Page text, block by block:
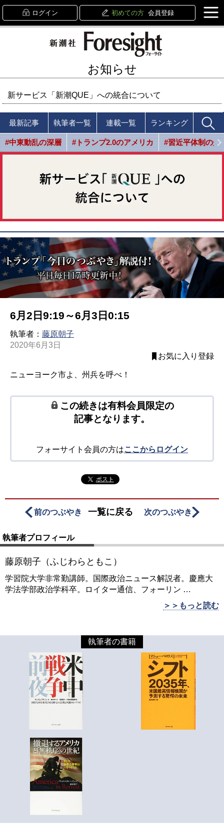
ログイン 初めての方 会員登録
お知らせ
新サービス「新潮QUE」への統合について
最新記事 執筆者一覧 連載一覧 ランキング
#中東動乱の深層 #トランプ2.0のアメリカ #習近平体制の光
6月2日9:19～6月3日0:15
執筆者： 藤原朝子
2020年6月3日
お気に入り登録
ニューヨーク市よ、州兵を呼べ！
この続きは有料会員限定の
記事となります。
フォーサイト会員の方はここからログイン
ポスト
前のつぶやき 一覧に戻る 次のつぶやき
執筆者プロフィール
藤原朝子（ふじわらともこ）
学習院大学非常勤講師。国際政治ニュース解説者。慶應大
学法学部政治学科卒。ロイター通信、フォーリン …
＞＞もっと読む
執筆者の書籍